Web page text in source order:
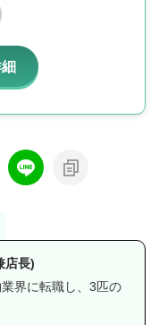
店長)
界に転職し、3匹の